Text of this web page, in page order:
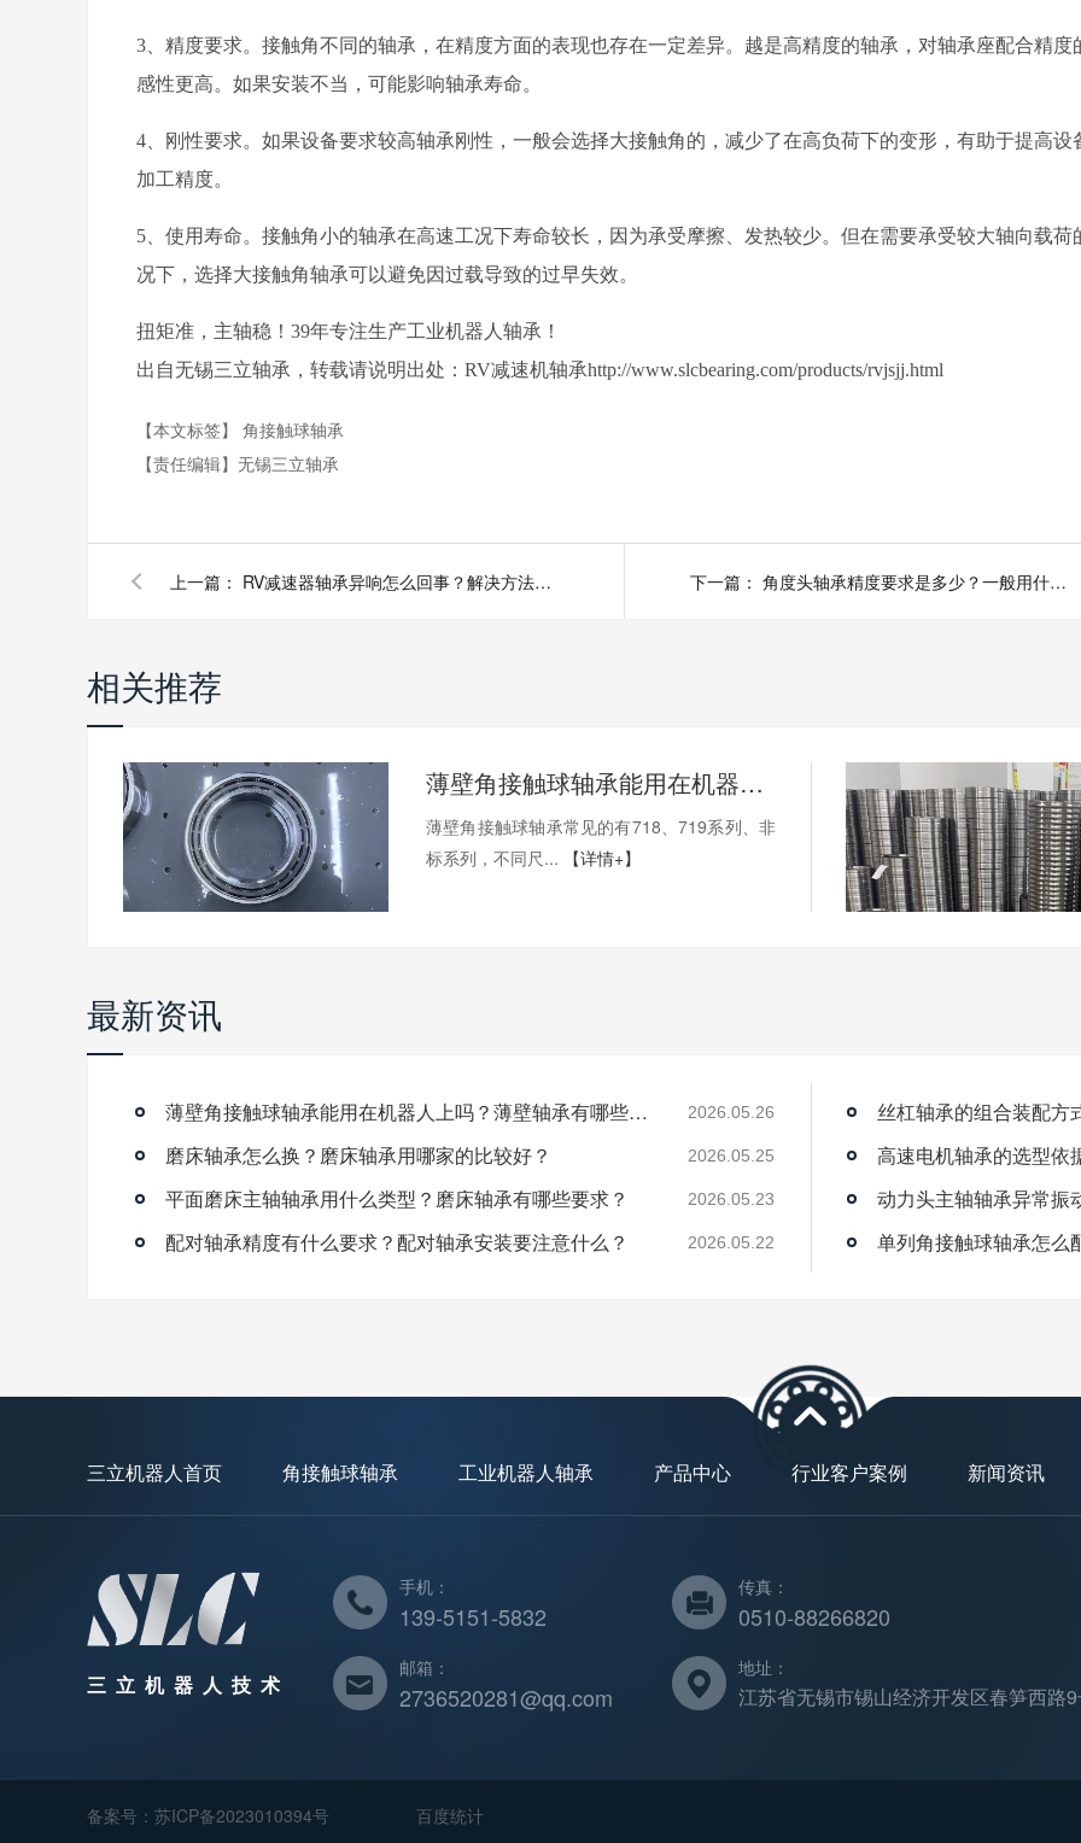
3、精度要求。接触角不同的轴承，在精度方面的表现也存在一定差异。越是高精度的轴承，对轴承座配合精度
感性更高。如果安装不当，可能影响轴承寿命。
4、刚性要求。如果设备要求较高轴承刚性，一般会选择大接触角的，减少了在高负荷下的变形，有助于提高设
加工精度。
5、使用寿命。接触角小的轴承在高速工况下寿命较长，因为承受摩擦、发热较少。但在需要承受较大轴向载荷
况下，选择大接触角轴承可以避免因过载导致的过早失效。
扭矩准，主轴稳！39年专注生产工业机器人轴承！
出自无锡三立轴承，转载请说明出处：RV减速机轴承http://www.slcbearing.com/products/rvjsjj.html
【本文标签】 角接触球轴承
【责任编辑】 无锡三立轴承
上一篇： RV减速器轴承异响怎么回事？解决方法有哪些？ 下一篇： 角度头轴承精度要求是多少？一般用什么类型的轴承？
相关推荐
薄壁角接触球轴承能用在机器人上吗？薄壁轴承有哪些优点？
薄壁角接触球轴承常见的有718、719系列、非
标系列，不同尺...
【详情+】
最新资讯
薄壁角接触球轴承能用在机器人上吗？薄壁轴承有哪些优点？ 2026.05.26
磨床轴承怎么换？磨床轴承用哪家的比较好？ 2026.05.25
平面磨床主轴轴承用什么类型？磨床轴承有哪些要求？ 2026.05.23
配对轴承精度有什么要求？配对轴承安装要注意什么？ 2026.05.22
丝杠轴承的组合装配方
高速电机轴承的选型依
动力头主轴轴承异常振
单列角接触球轴承怎么
三立机器人首页 角接触球轴承 工业机器人轴承 产品中心 行业客户案例 新闻资讯
三立机器人技术
手机：
139-5151-5832
传真：
0510-88266820
邮箱：
2736520281@qq.com
地址：
江苏省无锡市锡山经济开发区春笋西路
备案号： 苏ICP备2023010394号 百度统计